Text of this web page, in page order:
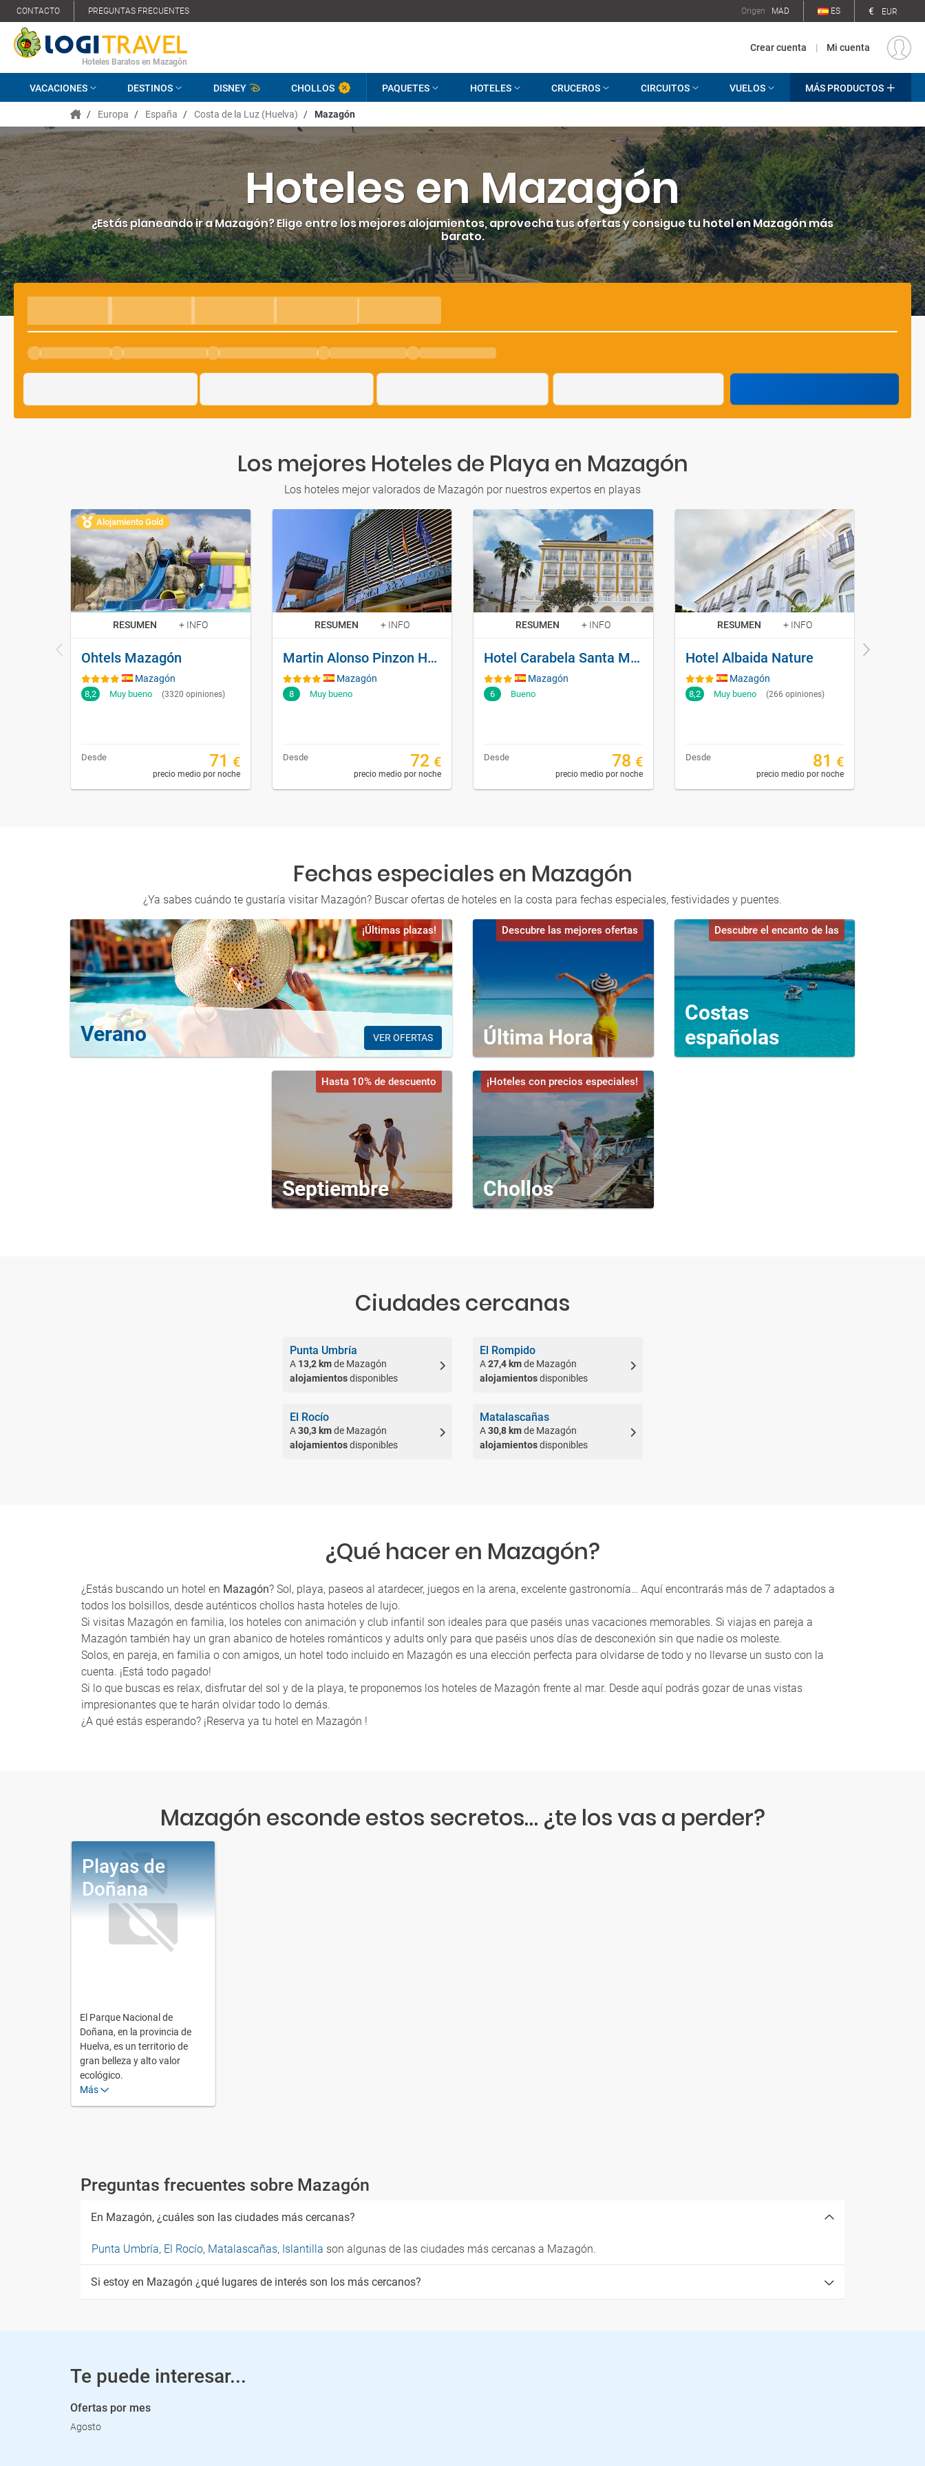
CONTACTO PREGUNTAS FRECUENTES Origen MAD ES € EUR
Hoteles Baratos en Mazagón
Crear cuenta | Mi cuenta
VACACIONES DESTINOS DISNEY CHOLLOS PAQUETES HOTELES CRUCEROS CIRCUITOS VUELOS MÁS PRODUCTOS
/ Europa / España / Costa de la Luz (Huelva) / Mazagón
Hoteles en Mazagón
¿Estás planeando ir a Mazagón? Elige entre los mejores alojamientos, aprovecha tus ofertas y consigue tu hotel en Mazagón más
barato.
Los mejores Hoteles de Playa en Mazagón
Los hoteles mejor valorados de Mazagón por nuestros expertos en playas
Alojamiento Gold
RESUMEN + INFO
Ohtels Mazagón
Mazagón
8,2 Muy bueno (3320 opiniones)
Desde 71 €
precio medio por noche
RESUMEN + INFO
Martin Alonso Pinzon Hotel Apartamento
Mazagón
8 Muy bueno
Desde 72 €
precio medio por noche
RESUMEN + INFO
Hotel Carabela Santa Maria
Mazagón
6 Bueno
Desde 78 €
precio medio por noche
RESUMEN + INFO
Hotel Albaida Nature
Mazagón
8,2 Muy bueno (266 opiniones)
Desde 81 €
precio medio por noche
Fechas especiales en Mazagón
¿Ya sabes cuándo te gustaría visitar Mazagón? Buscar ofertas de hoteles en la costa para fechas especiales, festividades y puentes.
VER OFERTAS
Verano
¡Últimas plazas!
Última Hora
Descubre las mejores ofertas
Costas
españolas
Descubre el encanto de las
Septiembre
Hasta 10% de descuento
Chollos
¡Hoteles con precios especiales!
Ciudades cercanas
Punta Umbría
A 13,2 kmde Mazagón
alojamientosdisponibles
El Rompido
A27,4 kmde Mazagón
alojamientosdisponibles
El Rocío
A30,3 kmde Mazagón
alojamientosdisponibles
Matalascañas
A30,8 kmde Mazagón
alojamientosdisponibles
¿Qué hacer en Mazagón?
¿Estás buscando un hotel en Mazagón? Sol, playa, paseos al atardecer, juegos en la arena, excelente gastronomía… Aquí encontrarás más de 7 adaptados a
todos los bolsillos, desde auténticos chollos hasta hoteles de lujo.
Si visitas Mazagón en familia, los hoteles con animación y club infantil son ideales para que paséis unas vacaciones memorables. Si viajas en pareja a
Mazagón también hay un gran abanico de hoteles románticos y adults only para que paséis unos días de desconexión sin que nadie os moleste.
Solos, en pareja, en familia o con amigos, un hotel todo incluido en Mazagón es una elección perfecta para olvidarse de todo y no llevarse un susto con la
cuenta. ¡Está todo pagado!
Si lo que buscas es relax, disfrutar del sol y de la playa, te proponemos los hoteles de Mazagón frente al mar. Desde aquí podrás gozar de unas vistas
impresionantes que te harán olvidar todo lo demás.
¿A qué estás esperando? ¡Reserva ya tu hotel en Mazagón !
Mazagón esconde estos secretos… ¿te los vas a perder?
Playas de
Doñana
El Parque Nacional de
Doñana, en la provincia de
Huelva, es un territorio de
gran belleza y alto valor
ecológico.
Más
Preguntas frecuentes sobre Mazagón
En Mazagón, ¿cuáles son las ciudades más cercanas?
Punta Umbría, El Rocío, Matalascañas, Islantilla son algunas de las ciudades más cercanas a Mazagón.
Si estoy en Mazagón ¿qué lugares de interés son los más cercanos?
Te puede interesar...
Ofertas por mes
Agosto